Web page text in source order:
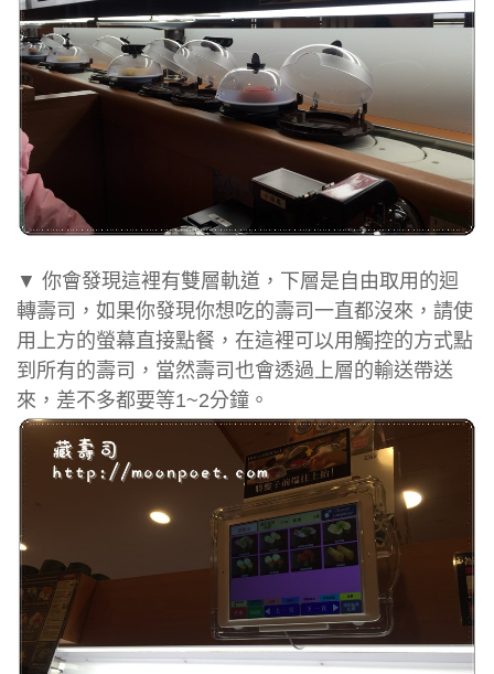
▼ 你會發現這裡有雙層軌道，下層是自由取用的迴
轉壽司，如果你發現你想吃的壽司一直都沒來，請使
用上方的螢幕直接點餐，在這裡可以用觸控的方式點
到所有的壽司，當然壽司也會透過上層的輸送帶送
來，差不多都要等1~2分鐘。